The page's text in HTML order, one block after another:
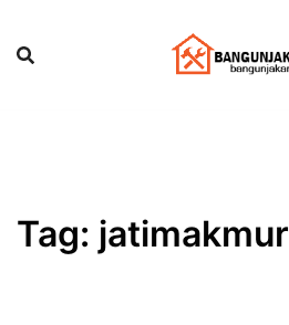
content
Tag: jatimakmur